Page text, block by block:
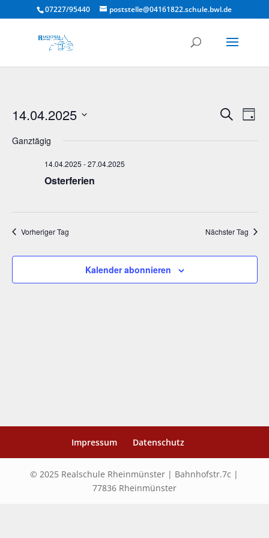
07227/95440 poststelle@04161822.schule.bwl.de
und
SucheTag
14.04.2025
wählen.
Ganztägig
14.04.2025 -27.04.2025
Osterferien
Vorheriger Tag Nächster Tag
Kalender abonnieren
Impressum Datenschutz
© 2025 Realschule Rheinmünster | Bahnhofstr.7c |
77836 Rheinmünster